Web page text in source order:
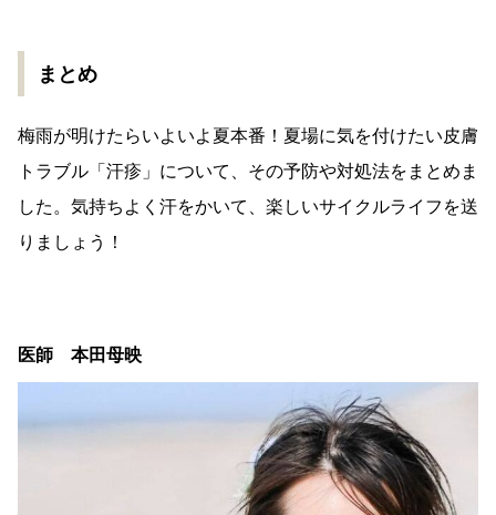
まとめ
梅雨が明けたらいよいよ夏本番！夏場に気を付けたい皮膚
トラブル「汗疹」について、その予防や対処法をまとめま
した。気持ちよく汗をかいて、楽しいサイクルライフを送
りましょう！
医師 本田母映